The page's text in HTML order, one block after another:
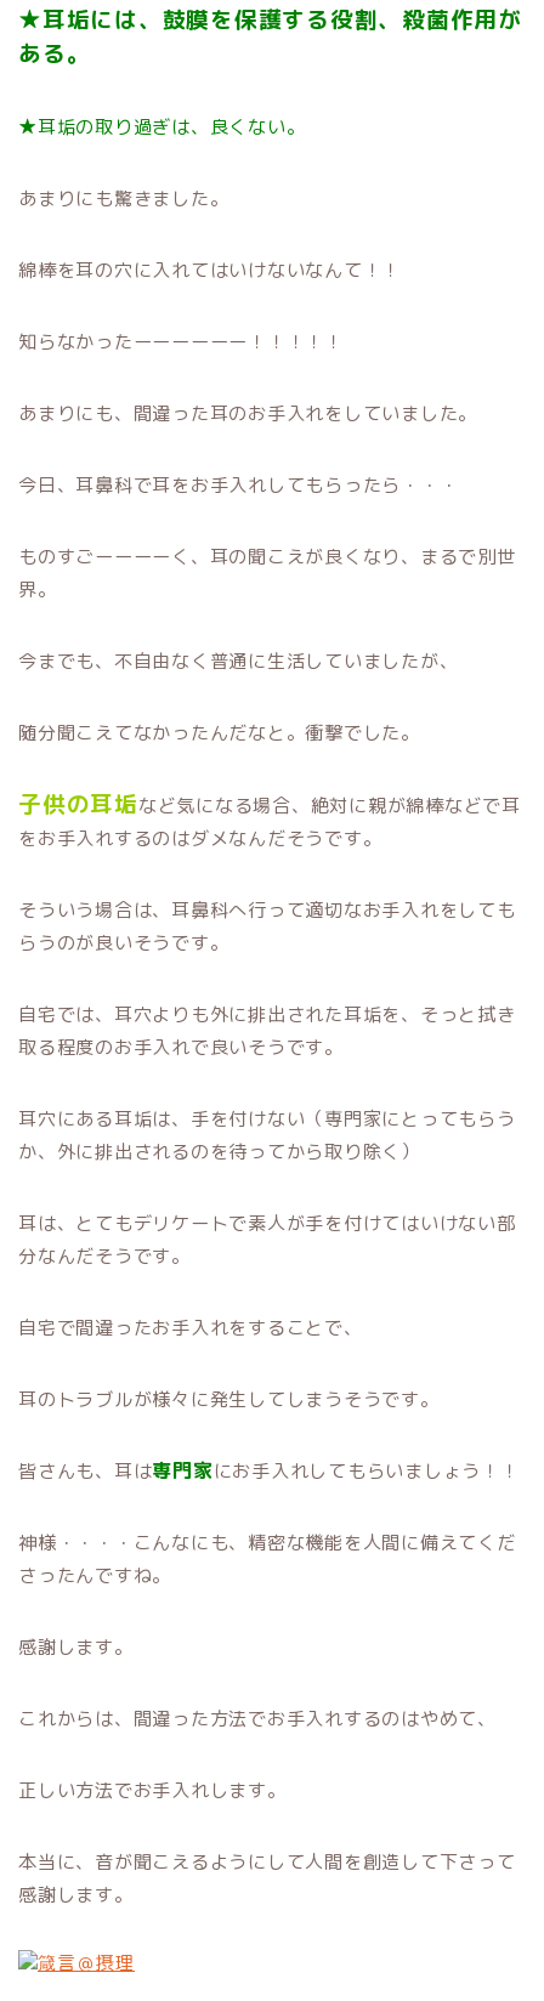
★耳垢には、鼓膜を保護する役割、殺菌作用が
ある。
★耳垢の取り過ぎは、良くない。
あまりにも驚きました。
綿棒を耳の穴に入れてはいけないなんて！！
知らなかったーーーーーー！！！！！
あまりにも、間違った耳のお手入れをしていました。
今日、耳鼻科で耳をお手入れしてもらったら・・・
ものすごーーーーく、耳の聞こえが良くなり、まるで別世
界。
今までも、不自由なく普通に生活していましたが、
随分聞こえてなかったんだなと。衝撃でした。
子供の耳垢など気になる場合、絶対に親が綿棒などで耳
をお手入れするのはダメなんだそうです。
そういう場合は、耳鼻科へ行って適切なお手入れをしても
らうのが良いそうです。
自宅では、耳穴よりも外に排出された耳垢を、そっと拭き
取る程度のお手入れで良いそうです。
耳穴にある耳垢は、手を付けない（専門家にとってもらう
か、外に排出されるのを待ってから取り除く）
耳は、とてもデリケートで素人が手を付けてはいけない部
分なんだそうです。
自宅で間違ったお手入れをすることで、
耳のトラブルが様々に発生してしまうそうです。
皆さんも、耳は専門家にお手入れしてもらいましょう！！
神様・・・・こんなにも、精密な機能を人間に備えてくだ
さったんですね。
感謝します。
これからは、間違った方法でお手入れするのはやめて、
正しい方法でお手入れします。
本当に、音が聞こえるようにして人間を創造して下さって
感謝します。